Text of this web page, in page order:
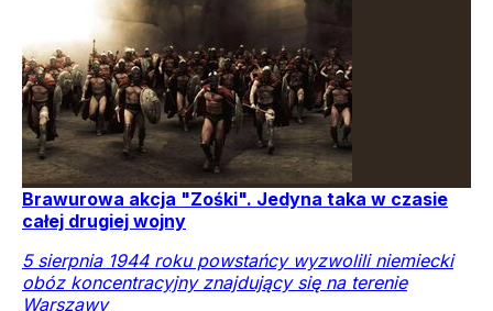
Brawurowa akcja "Zośki". Jedyna taka w czasie
całej drugiej wojny
5 sierpnia 1944 roku powstańcy wyzwolili niemiecki
obóz koncentracyjny znajdujący się na terenie
Warszawy